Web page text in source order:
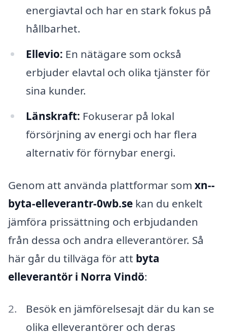
energiavtal och har en stark fokus på
hållbarhet.
Ellevio: En nätägare som också
erbjuder elavtal och olika tjänster för
sina kunder.
Länskraft: Fokuserar på lokal
försörjning av energi och har flera
alternativ för förnybar energi.
Genom att använda plattformar som xn--
byta-elleverantr-0wb.se kan du enkelt
jämföra prissättning och erbjudanden
från dessa och andra elleverantörer. Så
här går du tillväga för att byta
elleverantör i Norra Vindö:
Besök en jämförelsesajt där du kan se
olika elleverantörer och deras